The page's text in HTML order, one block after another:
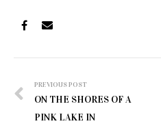
navigation
PREVIOUS POST
ON THE SHORES OF A
PINK LAKE IN